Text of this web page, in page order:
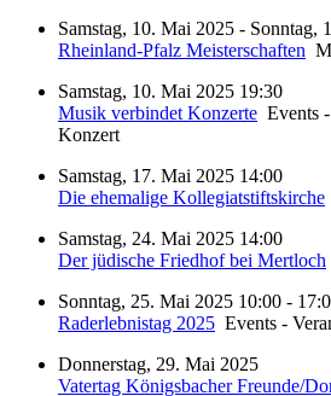
Samstag, 10. Mai 2025 - Sonntag,
Rheinland-Pfalz Meisterschaften
Samstag, 10. Mai 2025 19:30
Musik verbindet Konzerte Events
Konzert
Samstag, 17. Mai 2025 14:00
Die ehemalige Kollegiatstiftskirche
Samstag, 24. Mai 2025 14:00
Der jüdische Friedhof bei Mertloch
Sonntag, 25. Mai 2025 10:00 -
Raderlebnistag 2025 Events -
Donnerstag, 29. Mai 2025
Vatertag Königsbacher Freunde/